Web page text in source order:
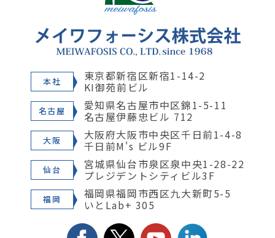
本社 東京都新宿区新宿1-14-2
KI御苑前ビル
名古屋 愛知県名古屋市中区錦1-5-11
名古屋伊藤忠ビル 712
大阪 大阪府大阪市中央区千日前1-4-8
千日前M's ビル9F
仙台 宮城県仙台市泉区泉中央1-28-22
プレジデントシティビル3F
福岡 福岡県福岡市西区九大新町5-5
いとLab+ 305